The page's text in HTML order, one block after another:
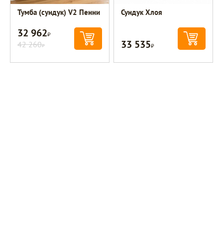
Тумба (сундук) V2 Пенни
32 962Р
42 260Р
Сундук Хлоя
33 535Р